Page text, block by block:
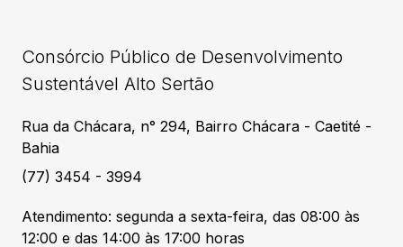
Consórcio Público de Desenvolvimento
Sustentável Alto Sertão
Rua da Chácara, n° 294, Bairro Chácara - Caetité -
Bahia
(77) 3454 - 3994
Atendimento: segunda a sexta-feira, das 08:00 às
12:00 e das 14:00 às 17:00 horas